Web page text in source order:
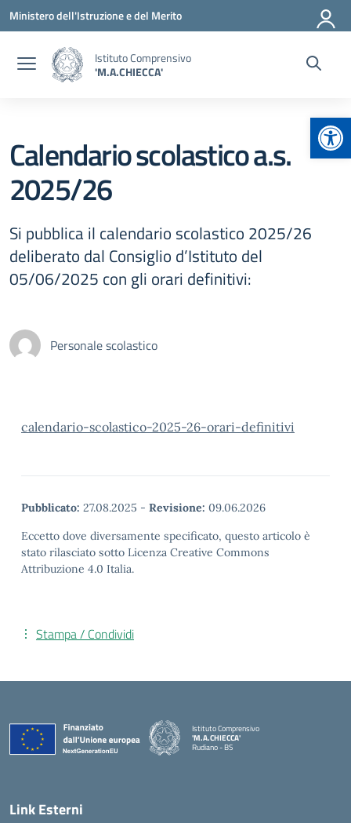
Vai ai contenuti
Vai al menu di navigazione
Vai al footer
Ministero dell'Istruzione e del Merito
Istituto Comprensivo
'M.A.CHIECCA'
Calendario scolastico a.s.
2025/26
Si pubblica il calendario scolastico 2025/26
deliberato dal Consiglio d’Istituto del
05/06/2025 con gli orari definitivi:
Personale scolastico
calendario-scolastico-2025-26-orari-definitivi
Pubblicato: 27.08.2025 - Revisione: 09.06.2026
Eccetto dove diversamente specificato, questo articolo è
stato rilasciato sotto Licenza Creative Commons
Attribuzione 4.0 Italia.
Stampa / Condividi
Istituto Comprensivo
'M.A.CHIECCA'
Rudiano - BS
Link Esterni